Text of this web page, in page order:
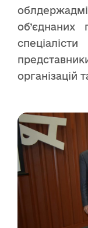
об’єднаних
організацій